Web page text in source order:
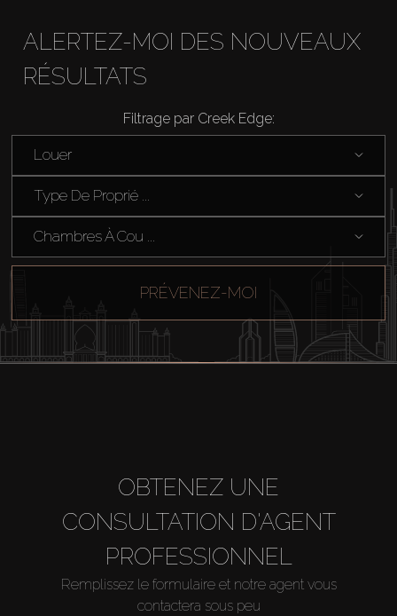
Louer
Vendre
Agents
ALERTEZ-MOI DES NOUVEAUX
RÉSULTATS
Filtrage par Creek Edge:
Louer
Type De Proprié ...
Chambres À Cou ...
PRÉVENEZ-MOI
OBTENEZ UNE
CONSULTATION D'AGENT
PROFESSIONNEL
Remplissez le formulaire et notre agent vous
contactera sous peu